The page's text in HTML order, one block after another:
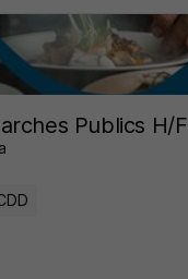
Publics H/F